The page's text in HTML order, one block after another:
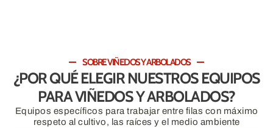
SOBRE VIÑEDOS Y ARBOLADOS
¿POR QUÉ ELEGIR NUESTROS EQUIPOS
PARA VIÑEDOS Y ARBOLADOS?
Equipos específicos para trabajar entre filas con máximo
respeto al cultivo, las raíces y el medio ambiente